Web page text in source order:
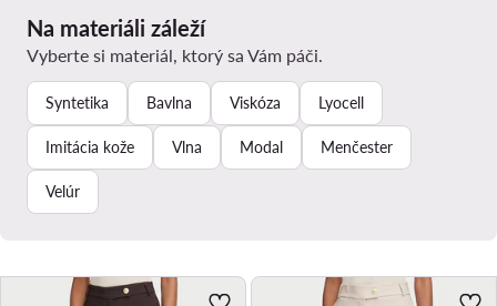
Na materiáli záleží
Vyberte si materiál, ktorý sa Vám páči.
Syntetika Bavlna Viskóza Lyocell
Imitácia kože Vlna Modal Menčester
Velúr